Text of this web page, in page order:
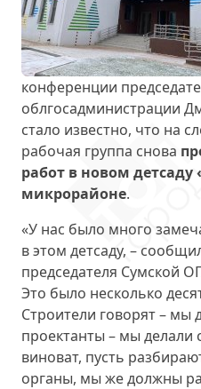
конференции
облгосадминистрации
стало известно, что на
рабочая группа снова
работ в новом детсаду
микрорайоне.
«У нас было много
в этом детсаду, –
председателя Сумской
Это было несколько
Строители говорят – мы
проектанты – мы делали
виноват, пусть
органы, мы же должны